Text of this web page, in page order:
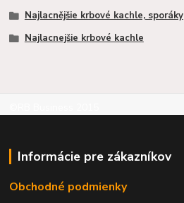
Najlacnějšie krbové kachle, sporáky
Najlacnejšie krbové kachle
Informácie pre zákazníkov
Obchodné podmienky